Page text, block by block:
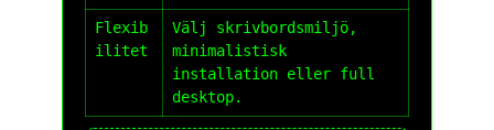
Flexib
ilitet
Välj skrivbordsmiljö,
minimalistisk
installation eller full
desktop.